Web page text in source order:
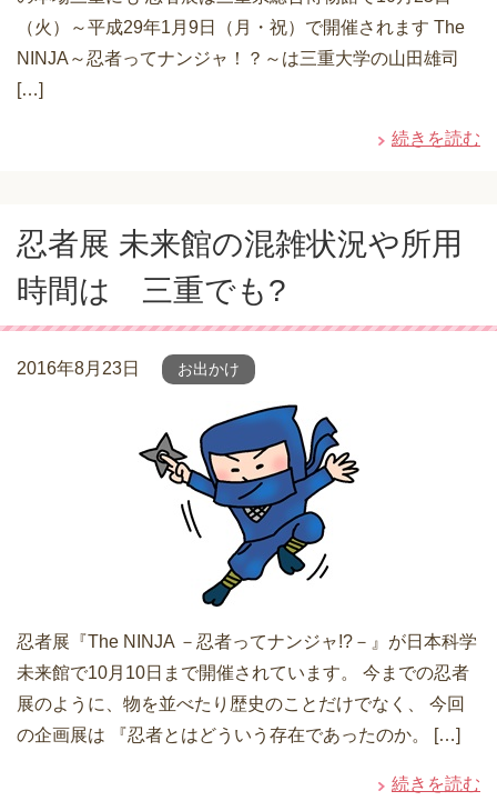
（火）～平成29年1月9日（月・祝）で開催されます The
NINJA～忍者ってナンジャ！？～は三重大学の山田雄司
[…]
続きを読む
忍者展 未来館の混雑状況や所用
時間は 三重でも?
2016年8月23日 お出かけ
忍者展『The NINJA －忍者ってナンジャ!?－』が日本科学
未来館で10月10日まで開催されています。 今までの忍者
展のように、物を並べたり歴史のことだけでなく、 今回
の企画展は 『忍者とはどういう存在であったのか。 […]
続きを読む